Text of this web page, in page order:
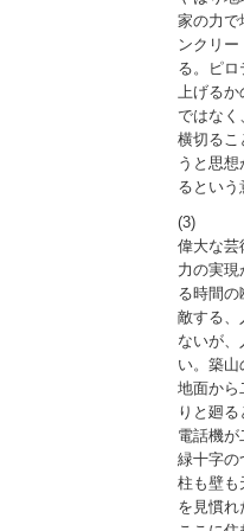
家の力で
ンクリ
る。ピ
上げるか
ではなく
横切るこ
うと思
るとい
(3)
偉大な芸
力の実
る時間
敵する、
ないが
い。築
地面から
りと廻
電話機
緑十字の
柱も壁も
を見慣